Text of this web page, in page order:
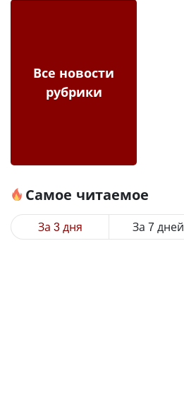
Все новости
рубрики
Самое читаемое
За 3 дня За 7 дней